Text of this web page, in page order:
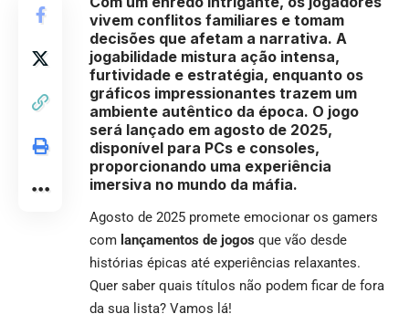
vivem conflitos familiares e tomam
decisões que afetam a narrativa. A
jogabilidade mistura ação intensa,
furtividade e estratégia, enquanto os
gráficos impressionantes trazem um
ambiente autêntico da época. O jogo
será lançado em agosto de 2025,
disponível para PCs e consoles,
proporcionando uma experiência
imersiva no mundo da máfia.
Agosto de 2025 promete emocionar os gamers
com lançamentos de jogos que vão desde
histórias épicas até experiências relaxantes.
Quer saber quais títulos não podem ficar de fora
da sua lista? Vamos lá!